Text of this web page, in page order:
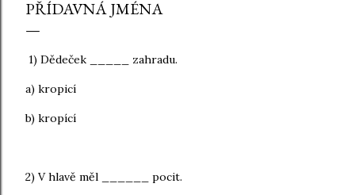
PŘÍDAVNÁ JMÉNA
1) Dědeček _____ zahradu.
a) kropicí
b) kropící
2) V hlavě měl ______ pocit.